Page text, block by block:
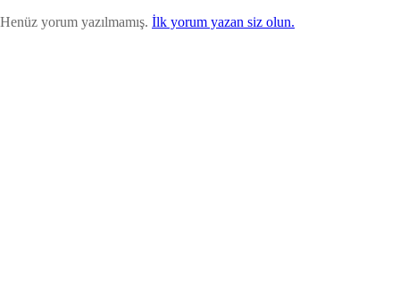
Henüz yorum yazılmamış. İlk yorum yazan siz olun.